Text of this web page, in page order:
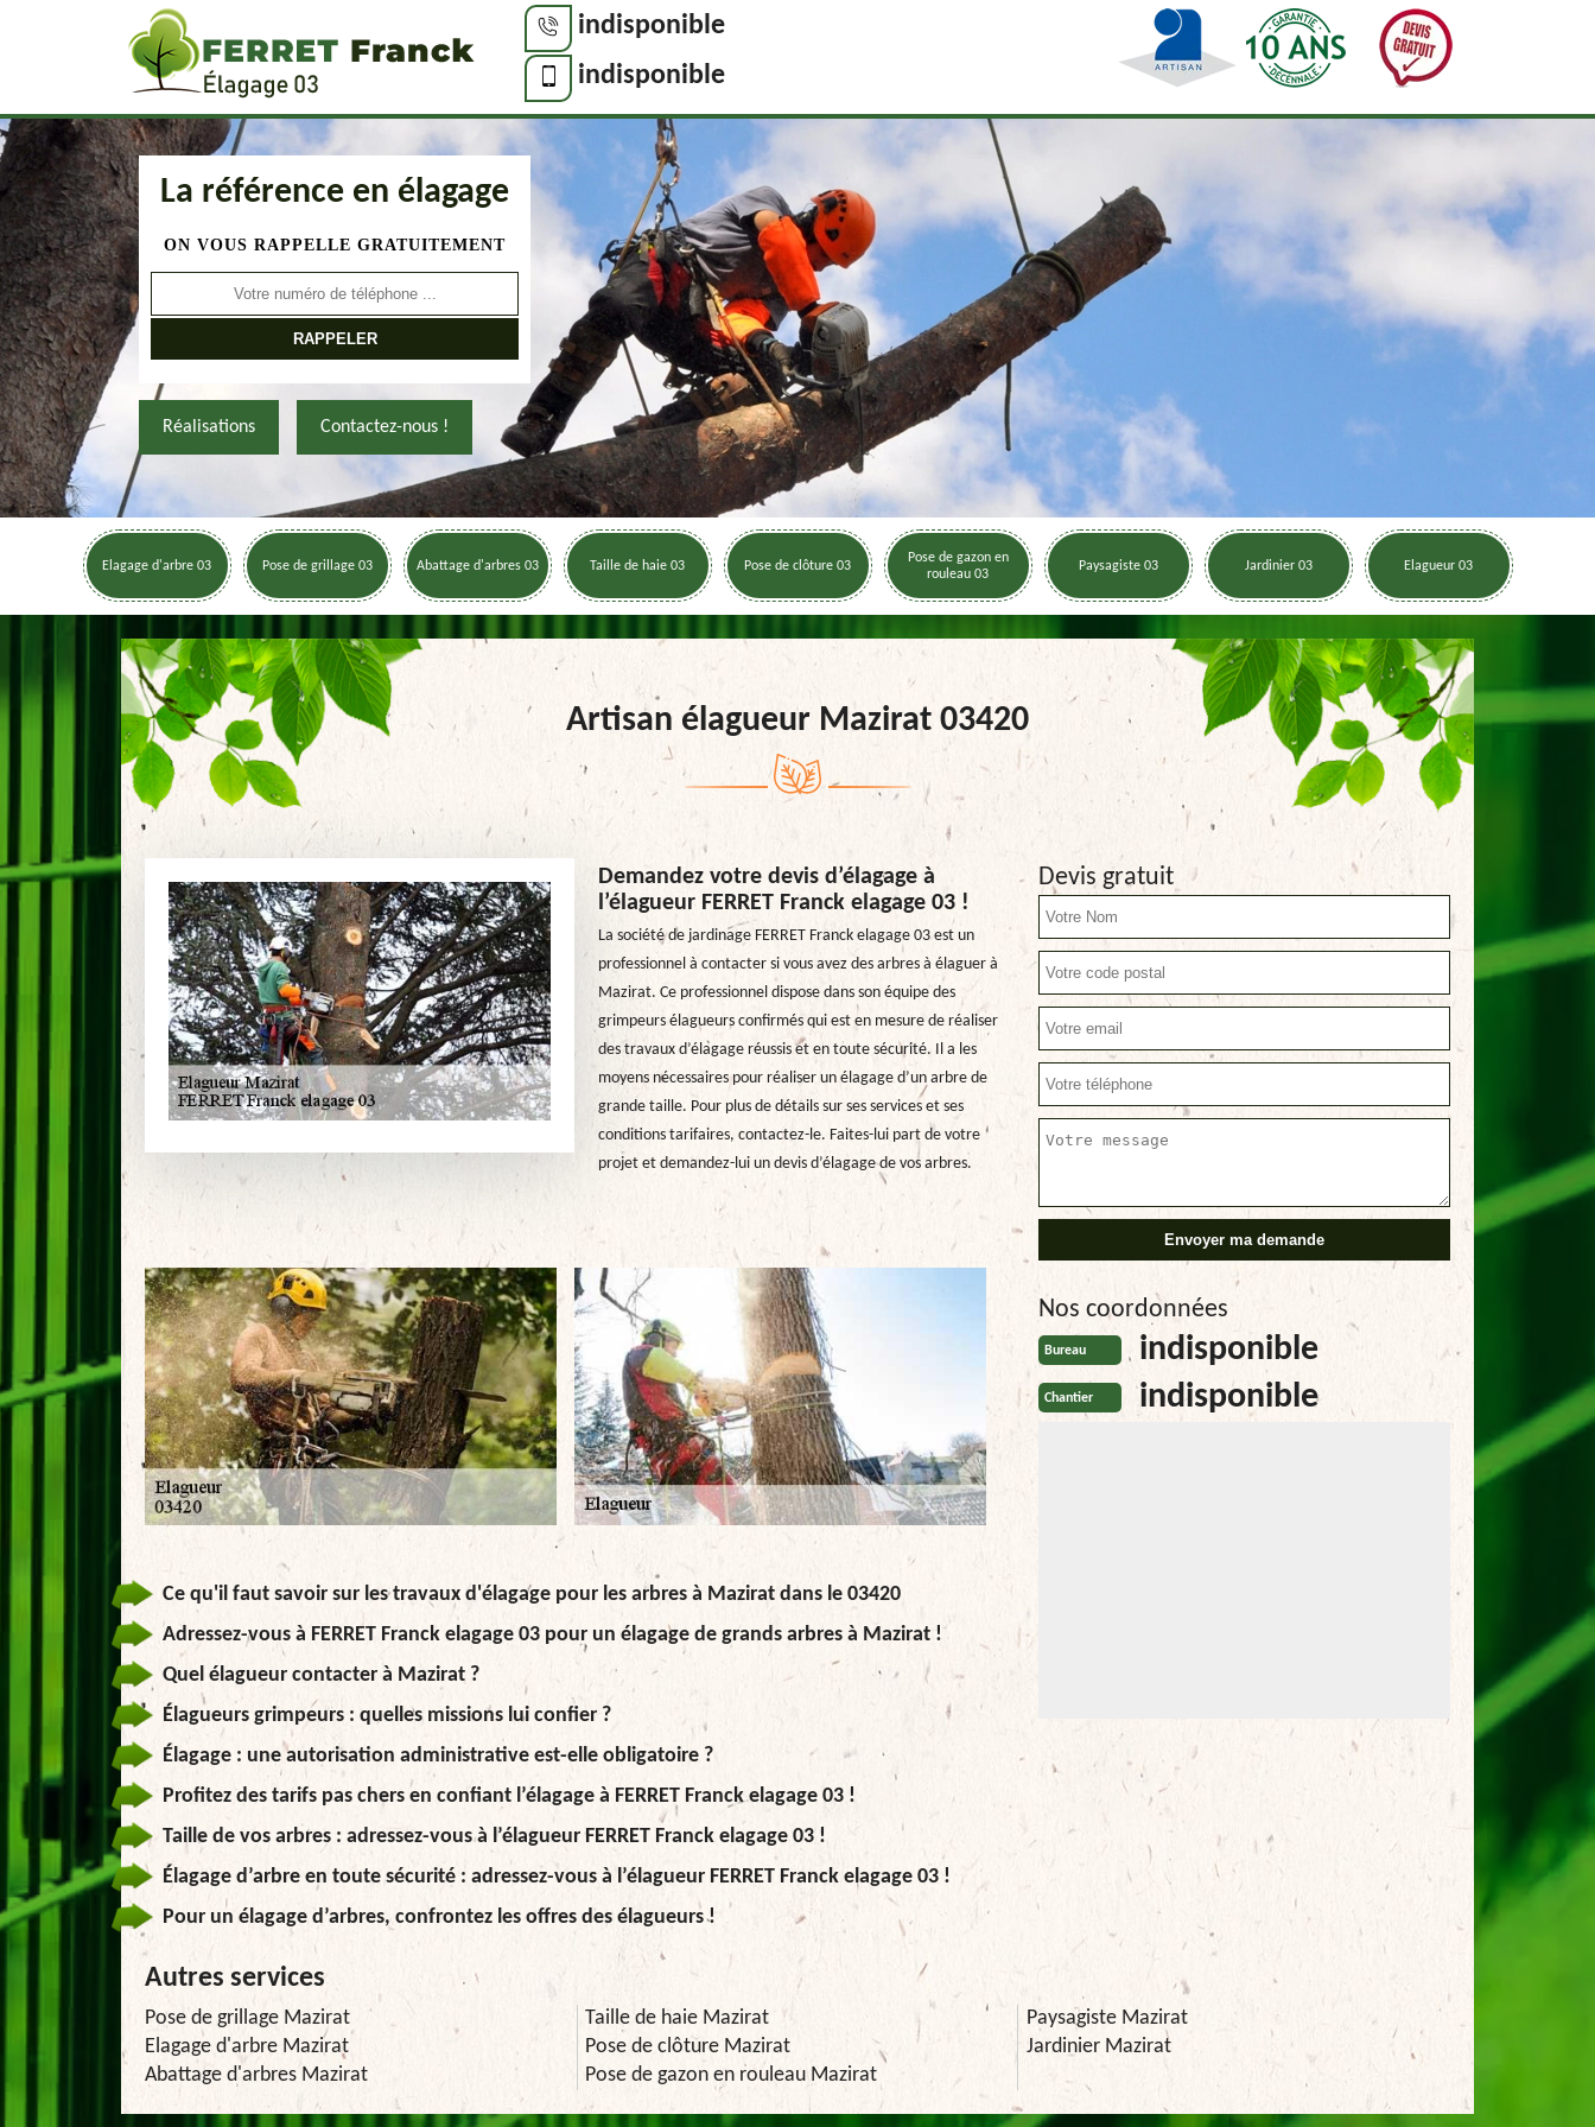
indisponible
indisponible
La référence en élagage
ON VOUS RAPPELLE GRATUITEMENT
Réalisations Contactez-nous !
Elagage d'arbre 03 Pose de grillage 03 Abattage d'arbres 03 Taille de haie 03 Pose de clôture 03
Pose de gazon en
rouleau 03
Paysagiste 03 Jardinier 03 Elagueur 03
Artisan élagueur Mazirat 03420
Demandez votre devis d’élagage à
l’élagueur FERRET Franck elagage 03 !
La société de jardinage FERRET Franck elagage 03 est un
professionnel à contacter si vous avez des arbres à élaguer à
Mazirat. Ce professionnel dispose dans son équipe des
grimpeurs élagueurs confirmés qui est en mesure de réaliser
des travaux d’élagage réussis et en toute sécurité. Il a les
moyens nécessaires pour réaliser un élagage d’un arbre de
grande taille. Pour plus de détails sur ses services et ses
conditions tarifaires, contactez-le. Faites-lui part de votre
projet et demandez-lui un devis d’élagage de vos arbres.
Ce qu'il faut savoir sur les travaux d'élagage pour les arbres à Mazirat dans le 03420
Adressez-vous à FERRET Franck elagage 03 pour un élagage de grands arbres à Mazirat !
Quel élagueur contacter à Mazirat ?
Élagueurs grimpeurs : quelles missions lui confier ?
Élagage : une autorisation administrative est-elle obligatoire ?
Profitez des tarifs pas chers en confiant l’élagage à FERRET Franck elagage 03 !
Taille de vos arbres : adressez-vous à l’élagueur FERRET Franck elagage 03 !
Élagage d’arbre en toute sécurité : adressez-vous à l’élagueur FERRET Franck elagage 03 !
Pour un élagage d’arbres, confrontez les offres des élagueurs !
Devis gratuit
Nos coordonnées
Bureau indisponible
Chantier indisponible
Autres services
Pose de grillage Mazirat
Elagage d'arbre Mazirat
Abattage d'arbres Mazirat
Taille de haie Mazirat
Pose de clôture Mazirat
Pose de gazon en rouleau Mazirat
Paysagiste Mazirat
Jardinier Mazirat